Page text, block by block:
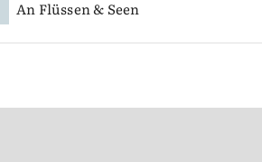
An Flüssen & Seen